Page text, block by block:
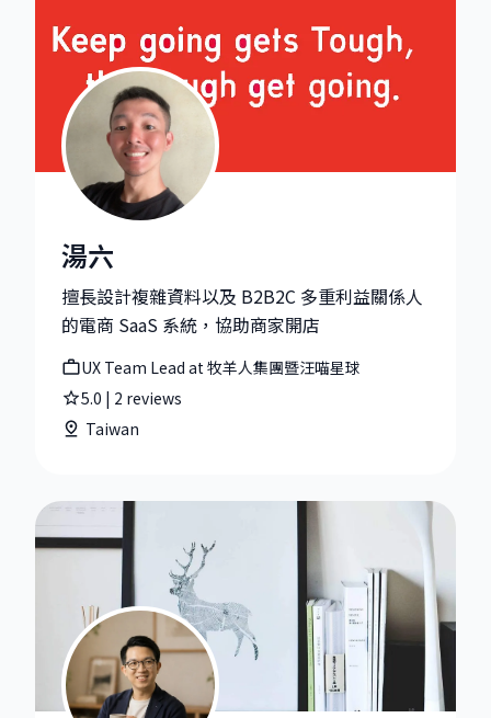
湯六|UX Team Lead at 牧羊人集團暨汪喵星球
湯六
擅長設計複雜資料以及 B2B2C 多重利益關係人
的電商 SaaS 系統，協助商家開店
UX Team Lead at 牧羊人集團暨汪喵星球
5.0 | 2 reviews
Taiwan